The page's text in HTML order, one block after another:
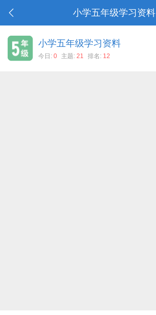
小学五年级学习资料
小学五年级学习资料
今日: 0 主题: 21 排名: 12